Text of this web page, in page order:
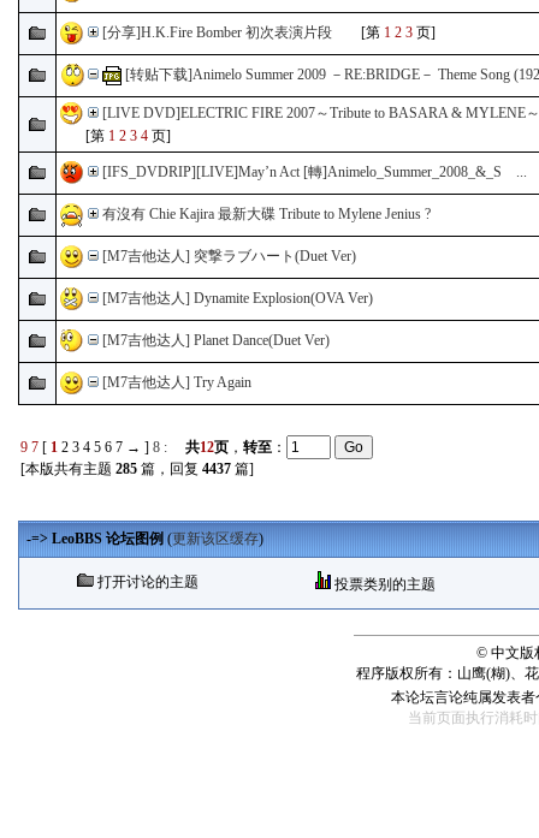
[分享]H.K.Fire Bomber 初次表演片段 [第 1 2 3 页]
[转贴下载]Animelo Summer 2009 －RE:BRIDGE－ Theme Song
[LIVE DVD]ELECTRIC FIRE 2007～Tribute to BASARA & MYLENE～
[第 1 2 3 4 页]
[IFS_DVDRIP][LIVE]May’n Act [轉]Animelo_Summer_2008_&_S ...
有沒有 Chie Kajira 最新大碟 Tribute to Mylene Jenius ?
[M7吉他达人] 突撃ラブハート(Duet Ver)
[M7吉他达人] Dynamite Explosion(OVA Ver)
[M7吉他达人] Planet Dance(Duet Ver)
[M7吉他达人] Try Again
9 7 [ 1 2 3 4 5 6 7 → ] 8 : 共12页 ， 转至 ：
[本版共有主题 285 篇，回复 4437 篇]
-=> LeoBBS 论坛图例 (更新该区缓存)
打开讨论的主题 投票类别的主题
© 中文版
程序版权所有：山鹰(糊)、
本论坛言论纯属发表
当前页面执行消耗